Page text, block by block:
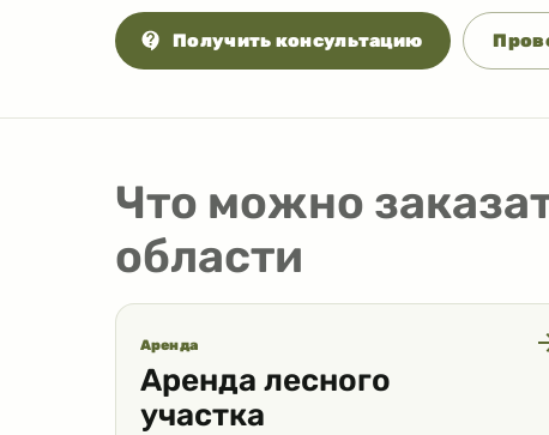
Получить консультацию
Что можно
области
Аренда
Аренда лесного
участка